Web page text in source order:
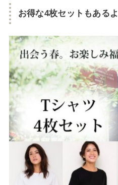
お得な4枚セットもあるよ